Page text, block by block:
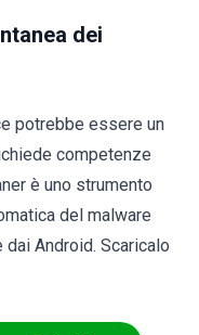
dei
potrebbe essere un
competenze
è uno strumento
del malware
Android. Scaricalo